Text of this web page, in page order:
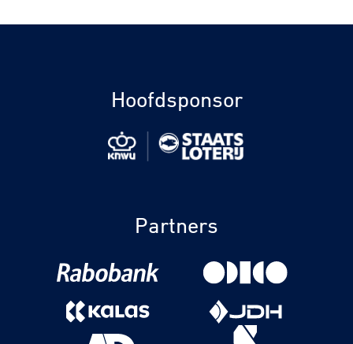
Hoofdsponsor
Partners